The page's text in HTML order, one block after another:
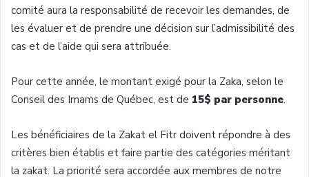
comité aura la responsabilité de recevoir les demandes, de
les évaluer et de prendre une décision sur l’admissibilité des
cas et de l’aide qui sera attribuée.
Pour cette année, le montant exigé pour la Zaka, selon le
Conseil des Imams de Québec, est de 15$ par personne.
Les bénéficiaires de la Zakat el Fitr doivent répondre à des
critères bien établis et faire partie des catégories méritant
la zakat. La priorité sera accordée aux membres de notre